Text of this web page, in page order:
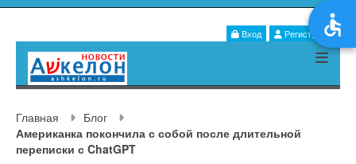
Вход Регистрация
Главная
Блог
Американка покончила с собой после длительной
переписки с ChatGPT